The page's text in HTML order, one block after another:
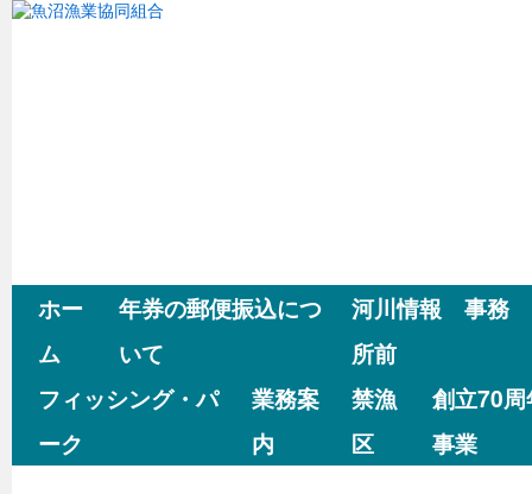
ホー
ム
年券の郵便振込につ
いて
河川情報 事務
所前
フィッシング・パ
ーク
業務案
内
禁漁
区
創立70
事業